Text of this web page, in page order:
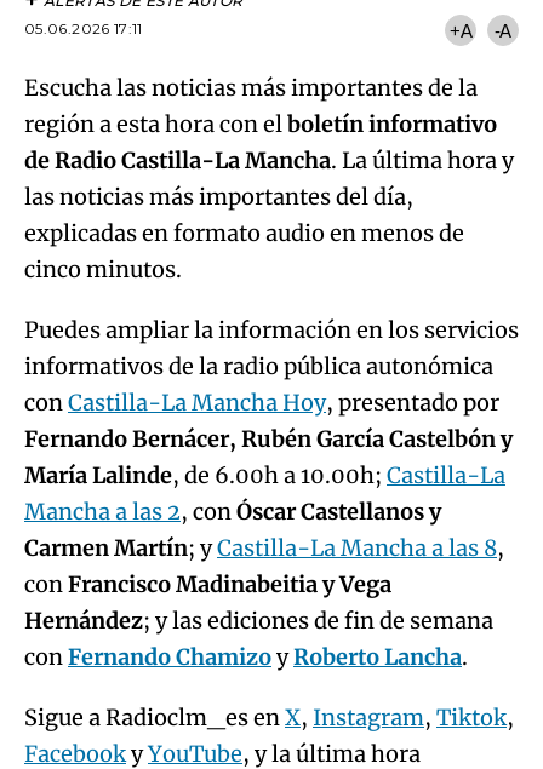
05.06.2026 17:11
+A -A
Escucha las noticias más importantes de la
región a esta hora con elboletín informativo
de Radio Castilla-La Mancha. La última hora y
las noticias más importantes del día,
explicadas en formato audio en menos de
cinco minutos.
Puedes ampliar la información en los servicios
informativos de la radio pública autonómica
conCastilla-La Mancha Hoy, presentado por
Fernando Bernácer, Rubén García Castelbón y
María Lalinde, de 6.00h a 10.00h; Castilla-La
Mancha a las 2, conÓscar Castellanos y
Carmen Martín; yCastilla-La Mancha a las 8,
conFrancisco Madinabeitia y Vega
Hernández; y las ediciones de fin de semana
conFernando ChamizoyRoberto Lancha.
Sigue a Radioclm_es enX, Instagram, Tiktok,
FacebookyYouTube, y la última hora